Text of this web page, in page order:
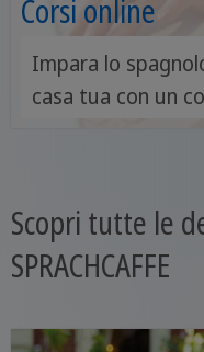
Corsi online
Impara lo
casa tua con un
Scopri tutte le
SPRACHCAFFE